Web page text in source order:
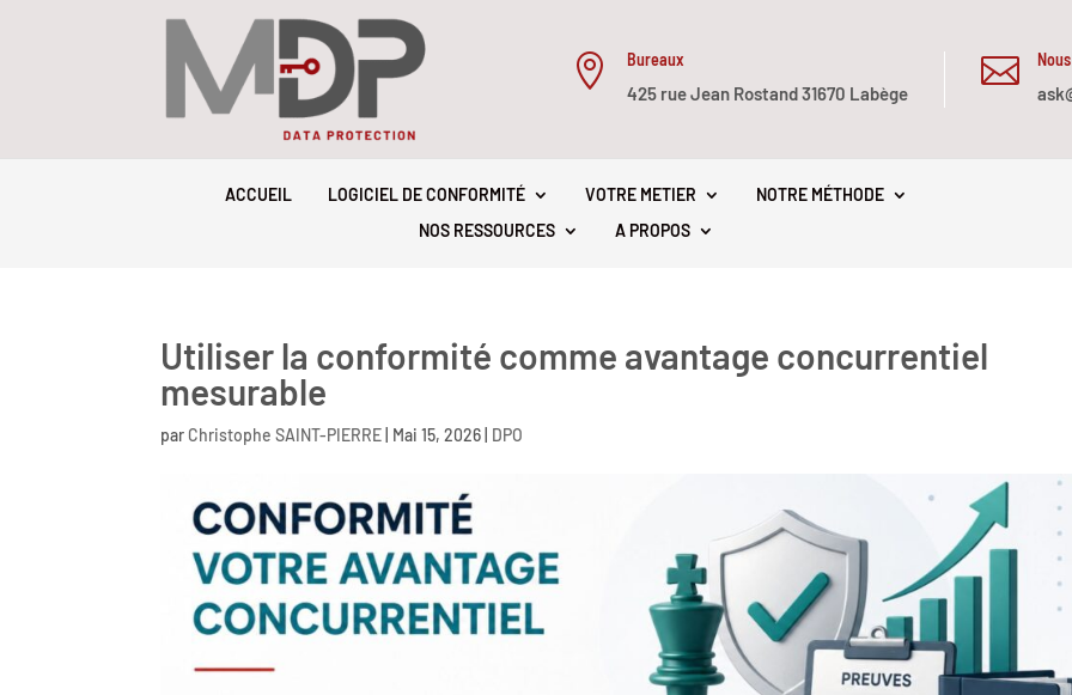
 Bureaux
425 rue Jean Rostand 31670 Labège

ACCUEIL LOGICIEL DE CONFORMITÉ VOTRE METIER
NOTRE MÉTHODE
NOS RESSOURCES
A PROPOS
Utiliser la conformité comme avantage concurrentiel
mesurable
par Christophe SAINT-PIERRE Mai 15, 2026 DPO